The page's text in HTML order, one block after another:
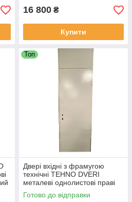
16 800 ₴
Купити
Топ
Двері вхідні з фрамугою
технічні TEHNO DVERI
металеві однолистові праві
850х2500 мм Білий
Готово до відправки